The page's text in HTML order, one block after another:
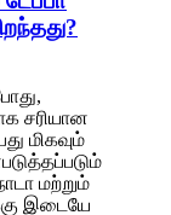
சரியான
மிகவும்
மற்றும்
இடையே